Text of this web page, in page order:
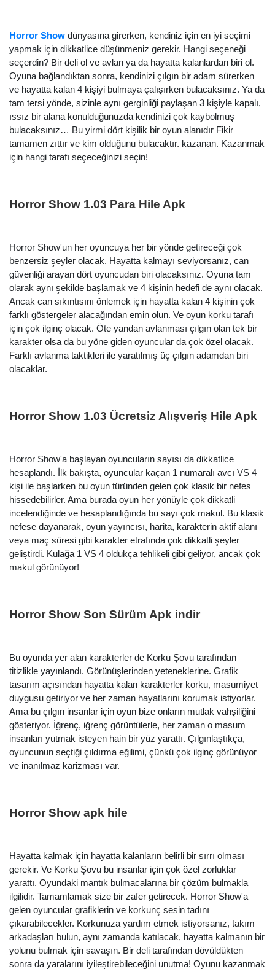
Horror Show dünyasına girerken, kendiniz için en iyi seçimi
yapmak için dikkatlice düşünmeniz gerekir. Hangi seçeneği
seçerdin? Bir deli ol ve avlan ya da hayatta kalanlardan biri ol.
Oyuna bağlandıktan sonra, kendinizi çılgın bir adam sürerken
ve hayatta kalan 4 kişiyi bulmaya çalışırken bulacaksınız. Ya da
tam tersi yönde, sizinle aynı gerginliği paylaşan 3 kişiyle kapalı,
ıssız bir alana konulduğunuzda kendinizi çok kaybolmuş
bulacaksınız… Bu yirmi dört kişilik bir oyun alanıdır Fikir
tamamen zıttır ve kim olduğunu bulacaktır. kazanan. Kazanmak
için hangi tarafı seçeceğinizi seçin!
Horror Show 1.03 Para Hile Apk
Horror Show'un her oyuncuya her bir yönde getireceği çok
benzersiz şeyler olacak. Hayatta kalmayı seviyorsanız, can
güvenliği arayan dört oyuncudan biri olacaksınız. Oyuna tam
olarak aynı şekilde başlamak ve 4 kişinin hedefi de aynı olacak.
Ancak can sıkıntısını önlemek için hayatta kalan 4 kişinin çok
farklı göstergeler alacağından emin olun. Ve oyun korku tarafı
için çok ilginç olacak. Öte yandan avlanması çılgın olan tek bir
karakter olsa da bu yöne giden oyuncular da çok özel olacak.
Farklı avlanma taktikleri ile yaratılmış üç çılgın adamdan biri
olacaklar.
Horror Show 1.03 Ücretsiz Alışveriş Hile Apk
Horror Show'a başlayan oyuncuların sayısı da dikkatlice
hesaplandı. İlk bakışta, oyuncular kaçan 1 numaralı avcı VS 4
kişi ile başlarken bu oyun türünden gelen çok klasik bir nefes
hissedebilirler. Ama burada oyun her yönüyle çok dikkatli
incelendiğinde ve hesaplandığında bu sayı çok makul. Bu klasik
nefese dayanarak, oyun yayıncısı, harita, karakterin aktif alanı
veya maç süresi gibi karakter etrafında çok dikkatli şeyler
geliştirdi. Kulağa 1 VS 4 oldukça tehlikeli gibi geliyor, ancak çok
makul görünüyor!
Horror Show Son Sürüm Apk indir
Bu oyunda yer alan karakterler de Korku Şovu tarafından
titizlikle yayınlandı. Görünüşlerinden yeteneklerine. Grafik
tasarım açısından hayatta kalan karakterler korku, masumiyet
duygusu getiriyor ve her zaman hayatlarını korumak istiyorlar.
Ama bu çılgın insanlar için oyun bize onların mutlak vahşiliğini
gösteriyor. İğrenç, iğrenç görüntülerle, her zaman o masum
insanları yutmak isteyen hain bir yüz yarattı. Çılgınlaştıkça,
oyuncunun seçtiği çıldırma eğilimi, çünkü çok ilginç görünüyor
ve inanılmaz karizması var.
Horror Show apk hile
Hayatta kalmak için hayatta kalanların belirli bir sırrı olması
gerekir. Ve Korku Şovu bu insanlar için çok özel zorluklar
yarattı. Oyundaki mantık bulmacalarına bir çözüm bulmakla
ilgilidir. Tamamlamak size bir zafer getirecek. Horror Show'a
gelen oyuncular grafiklerin ve korkunç sesin tadını
çıkarabilecekler. Korkunuza yardım etmek istiyorsanız, takım
arkadaşları bulun, aynı zamanda katılacak, hayatta kalmanın bir
yolunu bulmak için savaşın. Bir deli tarafından dövüldükten
sonra da yaralarını iyileştirebileceğini unutma! Oyunu kazanmak